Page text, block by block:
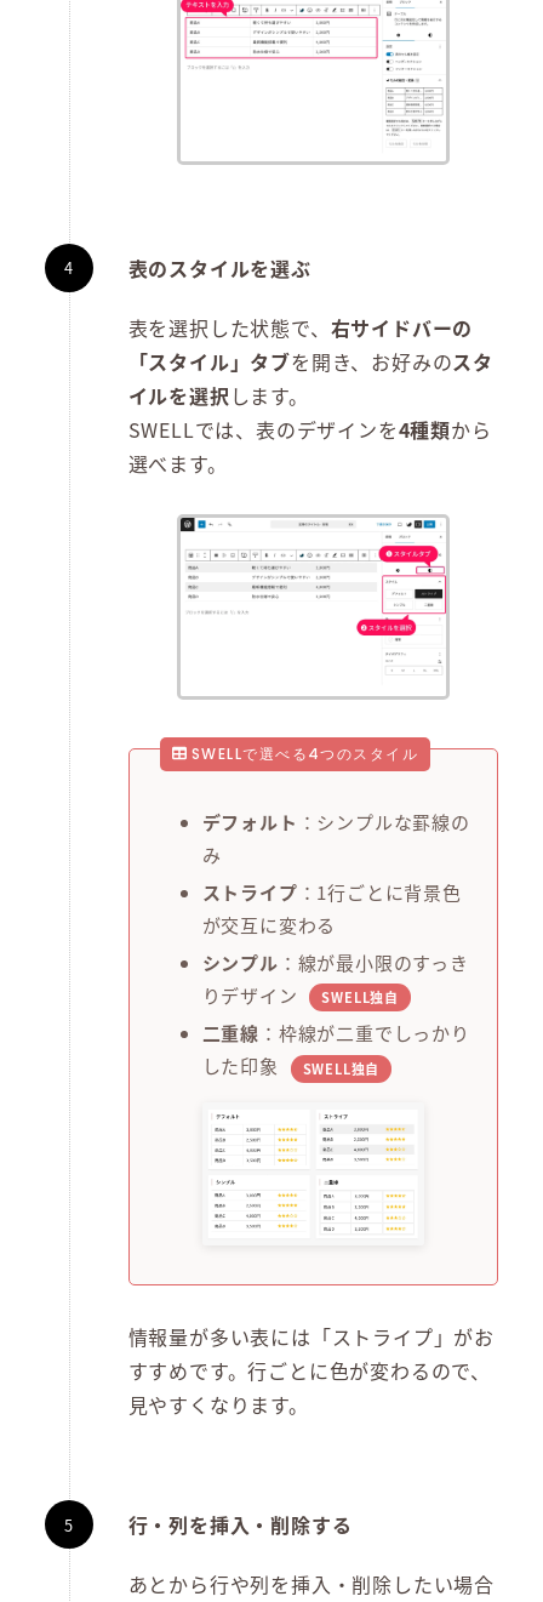
表のスタイルを選ぶ
表を選択した状態で、 右サイドバーの
「スタイル」タブを開き、お好みのスタ
イルを選択 します。
SWELLでは、表のデザインを4種類から
選べます。
SWELLで選べる4つのスタイル
デフォルト ：シンプルな罫線の
み
ストライプ ：1行ごとに背景色
が交互に変わる
シンプル ：線が最小限のすっき
りデザイン
SWELL独自
二重線 ：枠線が二重でしっかり
した印象
SWELL独自
情報量が多い表には「ストライプ」がお
すすめです。行ごとに色が変わるので、
見やすくなります。
行・列を挿入・削除する
あとから行や列を挿入・削除したい場合